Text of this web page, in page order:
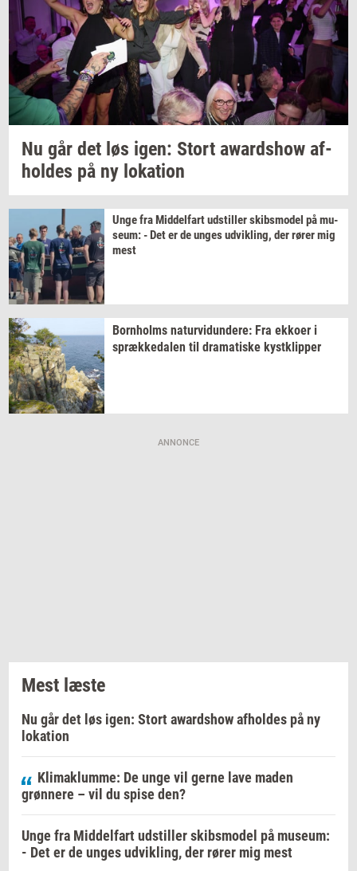
Jurymedlem ved Byens Bedste Middelfart
Kommune 2024.
Nu går det løs igen: Stort awards­how af­
hol­des på ny lo­ka­tion
Unge fraMid­del­fartud­stil­lerskibs­mo­del påmu­
se­um: - Det er de ungesud­vik­ling, der rører mig
mest
Born­holms na­tur­vi­dun­de­re: Fra ek­ko­er i
spræk­ke­da­len til dra­ma­ti­ske kyst­klip­per
ANNONCE
Mest læste
Nu går det løs igen: Stort awardshow afholdes på ny
lokation
Klimaklumme: De unge vil gerne lave maden
grønnere – vil du spise den?
Unge fra Middelfart udstiller skibsmodel på museum:
- Det er de unges udvikling, der rører mig mest